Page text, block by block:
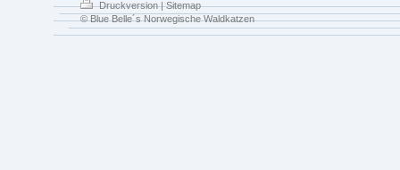
Druckversion| Sitemap
© Blue Belle´s Norwegische Waldkatzen